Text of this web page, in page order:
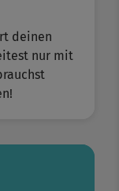
deinen
nur mit